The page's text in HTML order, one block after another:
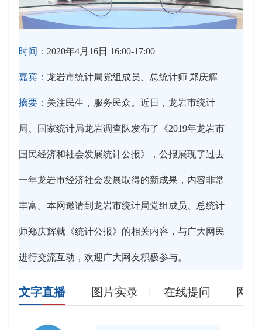
时间： 2020年4月16日 16:00-17:00
嘉宾： 龙岩市统计局党组成员、总统计师 郑庆辉
摘要： 关注民生，服务民众。近日，龙岩市统计
局、国家统计局龙岩调查队发布了《2019年龙岩市
国民经济和社会发展统计公报》，公报展现了过去
一年龙岩市经济社会发展取得的新成果，内容非常
丰富。本网邀请到龙岩市统计局党组成员、总统计
师郑庆辉就《统计公报》的相关内容，与广大网民
进行交流互动，欢迎广大网友积极参与。
文字直播 图片实录 在线提问 网